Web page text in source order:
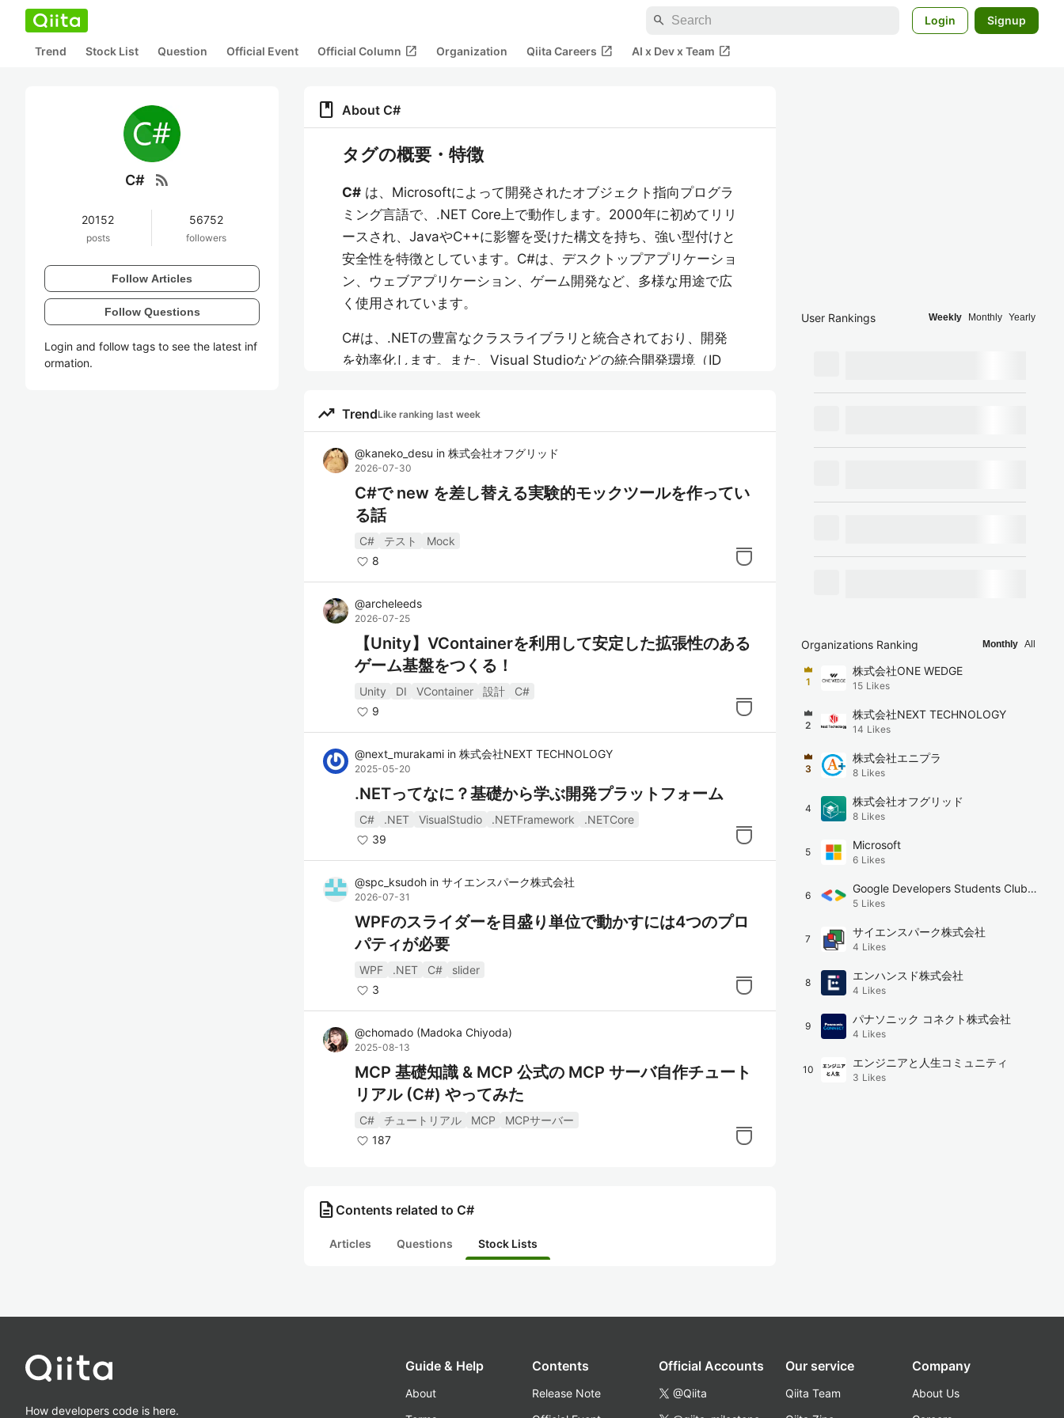
search Login Signup
Trend Stock List Question Official Event Official Column open_in_new Organization Qiita Careers open_in_new AI x Dev x Team open_in_new
C# rss_feed
20152
posts
56752
followers
Follow Articles
Follow Questions
Login and follow tags to see the latest inf
ormation.
book About C#
タグの概要・特徴
C# は、Microsoftによって開発されたオブジェクト指向プログラ
ミング言語で、.NET Core上で動作します。2000年に初めてリリ
ースされ、JavaやC++に影響を受けた構文を持ち、強い型付けと
安全性を特徴としています。C#は、デスクトップアプリケーショ
ン、ウェブアプリケーション、ゲーム開発など、多様な用途で広
く使用されています。
C#は、.NETの豊富なクラスライブラリと統合されており、開発
を効率化します。また、Visual Studioなどの統合開発環境（ID
主な用途としては、以下のような分野があります：
デスクトップアプリケーション開発: Windows FormsやWPF
を使用して、Windows向けのデスクトップアプリケーション
を開発します。
ウェブアプリケーション開発
: ASP.NETを用いて、動的なウェ
ブサイトやウェブサービスを構築します。
ゲーム開発
クラウドアプリケーション: Azureなどのクラウドサービスと
組み合わせて、スケーラブルなアプリケーションを構築しま
す。
C#の利点
オブジェクト指向 : 強力なオブジェクト指向機能を提供し、コ
ードの再利用性と保守性を向上します。
豊富なクラスライブラリ
: .NETフレームワークの豊富なクラス
ライブラリを利用でき、開発を効率化します。
強い型付け : 型安全性が高く、バグを事前に防ぐことができま
す。
クロスプラットフォーム: .NET Coreを使用することで、Wind
ows以外のプラットフォームでも開発が可能です。
統合開発環境 : Visual Studioなど、高機能なIDEが提供され、
開発をサポートします。
リファレンス
公式サイト:C# Documentation
Wikipedia:
C# (プログラミング言語) - Wikipedia
Unity
trending_up TrendLike ranking last week
@kaneko_desu in 株式会社オフグリッド
2026-07-30
C#で new を差し替える実験的モックツールを作ってい
る話
C# テスト
Mock
8
@archeleeds
2026-07-25
【Unity】VContainerを利用して安定した拡張性のある
ゲーム基盤をつくる！
Unity DI VContainer 設計
C#
9
@next_murakami in 株式会社NEXT TECHNOLOGY
2025-05-20
.NETってなに？基礎から学ぶ開発プラットフォーム
C# .NET VisualStudio .NETFramework
.NETCore
39
@spc_ksudoh in サイエンスパーク株式会社
2026-07-31
WPFのスライダーを目盛り単位で動かすには4つのプロ
パティが必要
WPF .NET C#
slider
3
@chomado (Madoka Chiyoda)
2025-08-13
MCP 基礎知識 & MCP 公式の MCP サーバ自作チュート
リアル (C#) やってみた
C# チュートリアル MCP
MCPサーバー
187
description Contents related to C#
Articles Questions Stock Lists
User Rankings Weekly Monthly Yearly
Organizations Ranking Monthly All
1
株式会社ONE WEDGE
15 Likes
2
株式会社NEXT TECHNOLOGY
14 Likes
3
株式会社エニプラ
8 Likes
4
株式会社オフグリッド
8 Likes
5
Microsoft
6 Likes
6
Google Developers Students Club: t
he University of Tokyo
5 Likes
7
サイエンスパーク株式会社
4 Likes
8
エンハンスド株式会社
4 Likes
9
パナソニック コネクト株式会社
4 Likes
10
エンジニアと人生コミュニティ
3 Likes
How developers code is here.
Guide & Help
About
Contents
Release Note
Official Accounts
@Qiita
Our service
Qiita Team
Company
About Us